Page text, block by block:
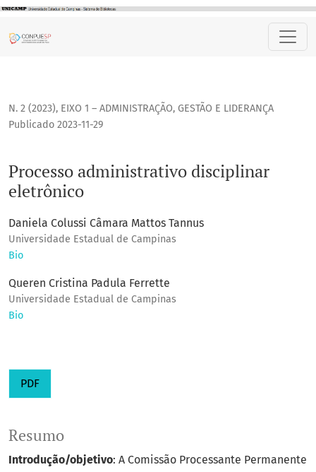
N. 2 (2023), EIXO 1 – ADMINISTRAÇÃO, GESTÃO E LIDERANÇA
Processo administrativo disciplinar
eletrônico
Publicado 2023-11-29
Daniela Colussi Câmara Mattos Tannus
Universidade Estadual de Campinas
Bio
Queren Cristina Padula Ferrette
Universidade Estadual de Campinas
Bio
PDF
Resumo
Introdução/objetivo: A Comissão Processante Permanente